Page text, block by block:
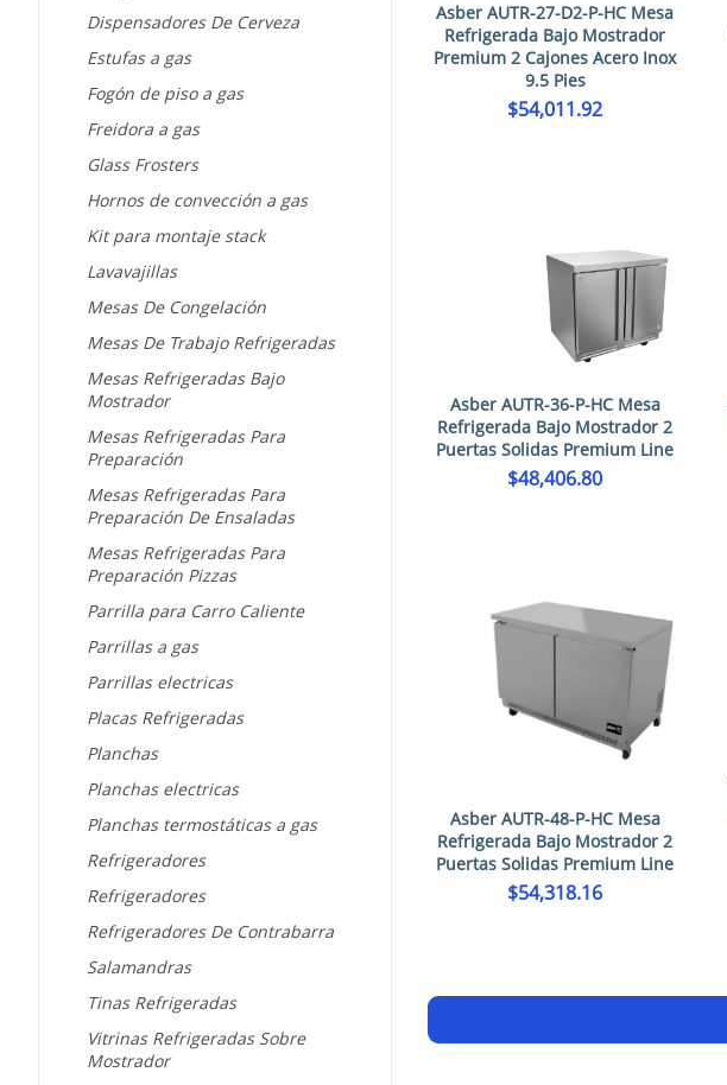
Dispensadores De Cerveza
Estufas a gas
Fogón de piso a gas
Freidora a gas
Glass Frosters
Hornos de convección a gas
Kit para montaje stack
Lavavajillas
Mesas De Congelación
Mesas De Trabajo Refrigeradas
Mesas Refrigeradas Bajo
Mostrador
Mesas Refrigeradas Para
Preparación
Mesas Refrigeradas Para
Preparación De Ensaladas
Mesas Refrigeradas Para
Preparación Pizzas
Parrilla para Carro Caliente
Parrillas a gas
Parrillas electricas
Placas Refrigeradas
Planchas
Planchas electricas
Planchas termostáticas a gas
Refrigeradores
Refrigeradores
Refrigeradores De Contrabarra
Salamandras
Tinas Refrigeradas
Vitrinas Refrigeradas Sobre
Mostrador
Asber AUTR-27-D2-P-HC Mesa
Refrigerada Bajo Mostrador
Premium 2 Cajones Acero Inox
9.5 Pies
$54,011.92
Asber AUTR-36-P-HC Mesa
Refrigerada Bajo Mostrador 2
Puertas Solidas Premium Line
$48,406.80
Asber AUTR-48-P-HC Mesa
Refrigerada Bajo Mostrador 2
Puertas Solidas Premium Line
$54,318.16